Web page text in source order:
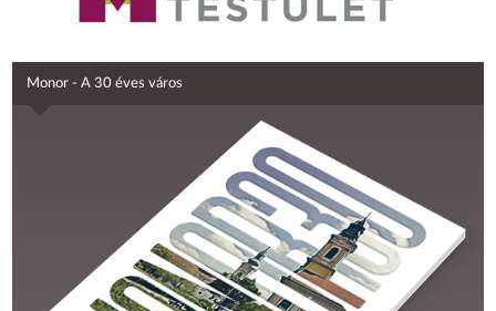
Monor - A 30 éves város